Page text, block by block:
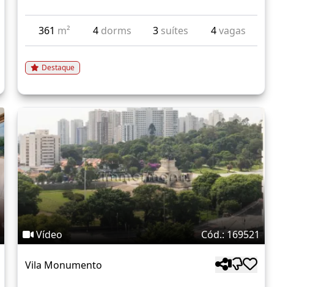
361 m² 4 dorms 3 suítes 4vagas
Destaque
Vídeo Cód.: 169521
Vila Monumento